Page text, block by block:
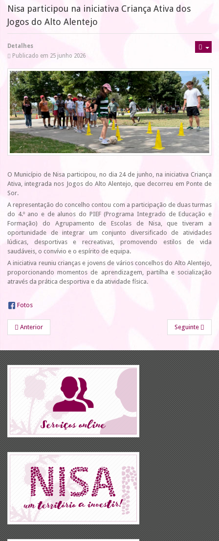
Nisa participou na iniciativa Criança Ativa dos
Jogos do Alto Alentejo
Detalhes
Publicado em 25 junho 2026
O Município de Nisa participou, no dia 24 de junho, na iniciativa Criança
Ativa, integrada nos Jogos do Alto Alentejo, que decorreu em Ponte de
Sor.
A representação do concelho contou com a participação de duas turmas
do 4.º ano e de alunos do PIEF (Programa Integrado de Educação e
Formação) do Agrupamento de Escolas de Nisa, que tiveram a
oportunidade de integrar um conjunto diversificado de atividades
lúdicas, desportivas e recreativas, promovendo estilos de vida
saudáveis, o convívio e o espírito de equipa.
A iniciativa reuniu crianças e jovens de vários concelhos do Alto Alentejo,
proporcionando momentos de aprendizagem, partilha e socialização
através da prática desportiva e da atividade física.
Fotos
Anterior Seguinte